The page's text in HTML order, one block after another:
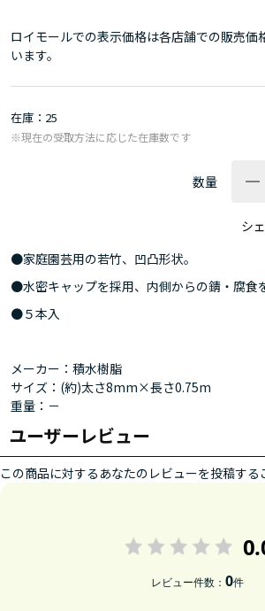
ロイモールでの表示価格は各店舗での販売価
います。
在庫 25
※現在の受取方法に応じた在庫数です
数量
シ
●家庭園芸用の若竹、凹凸形状。
●水密キャップを採用、内側からの錆・腐食
●５本入
メーカー：積水樹脂
サイズ：(約)太さ8mm×長さ0.75m
重量：－
ユーザーレビュー
この商品に対するあなたのレビューを投稿する
レビュー件数：0件